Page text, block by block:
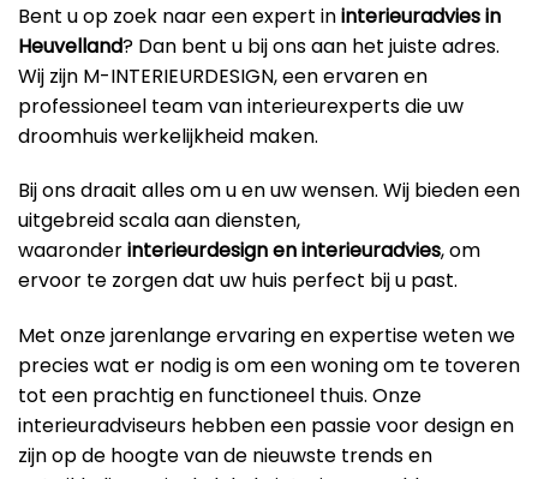
Bent u op zoek naar een expert ininterieuradvies in
Heuvelland? Dan bent u bij ons aan het juiste adres.
Wij zijn M-INTERIEURDESIGN, een ervaren en
professioneel team van interieurexperts die uw
droomhuis werkelijkheid maken.
Bij ons draait alles om u en uw wensen. Wij bieden een
uitgebreid scala aan diensten,
waaronderinterieurdesign en interieuradvies, om
ervoor te zorgen dat uw huis perfect bij u past.
Met onze jarenlange ervaring en expertise weten we
precies wat er nodig is om een woning om te toveren
tot een prachtig en functioneel thuis. Onze
interieuradviseurs hebben een passie voor design en
zijn op de hoogte van de nieuwste trends en